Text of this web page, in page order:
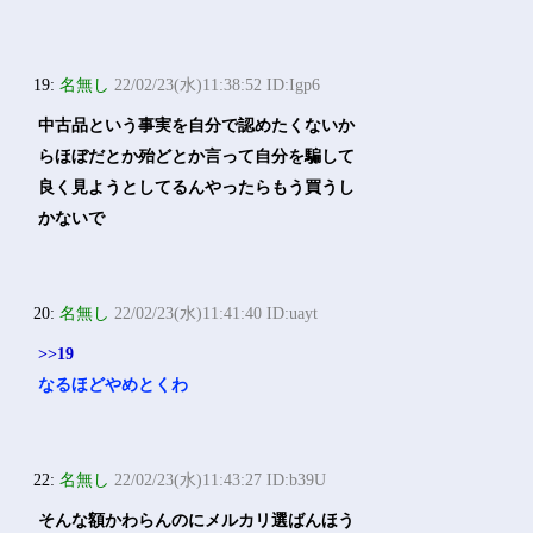
19:名無し 22/02/23(水)11:38:52 ID:Igp6
中古品という事実を自分で認めたくないか
らほぼだとか殆どとか言って自分を騙して
良く見ようとしてるんやったらもう買うし
かないで
20:名無し 22/02/23(水)11:41:40 ID:uayt
>>19
なるほどやめとくわ
22:名無し 22/02/23(水)11:43:27 ID:b39U
そんな額かわらんのにメルカリ選ばんほう